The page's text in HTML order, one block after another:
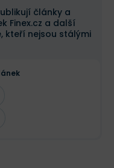
články a
Finex.cz a další
kteří nejsou stálými